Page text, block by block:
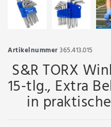
Artikelnummer365.413.015
S&R TORX
15-tlg., Extra
in